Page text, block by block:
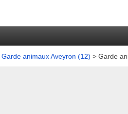
Garde animaux Aveyron (12) > Garde